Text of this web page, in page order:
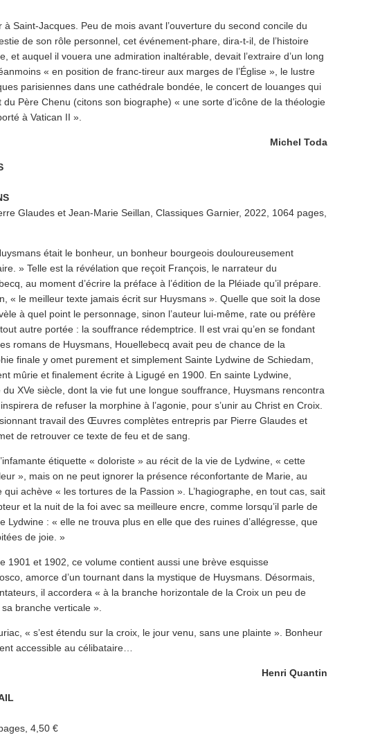
Saint-Jacques. Peu de mois avant l’ouverture du second concile du
de son rôle personnel, cet événement-phare, dira-t-il, de l’histoire
et auquel il vouera une admiration inaltérable, devait l’extraire d’un long
« en position de franc-tireur aux marges de l’Église », le lustre
parisiennes dans une cathédrale bondée, le concert de louanges qui
Père Chenu (citons son biographe) « une sorte d’icône de la théologie
à Vatican II ».
Michel Toda
Glaudes et Jean-Marie Seillan, Classiques Garnier, 2022, 1064 pages,
était le bonheur, un bonheur bourgeois douloureusement
» Telle est la révélation que reçoit François, le narrateur du
au moment d’écrire la préface à l’édition de la Pléiade qu’il prépare.
« le meilleur texte jamais écrit sur Huysmans ». Quelle que soit la dose
à quel point le personnage, sinon l’auteur lui-même, rate ou préfère
autre portée : la souffrance rédemptrice. Il est vrai qu’en se fondant
romans de Huysmans, Houellebecq avait peu de chance de la
finale y omet purement et simplement Sainte Lydwine de Schiedam,
mûrie et finalement écrite à Ligugé en 1900. En sainte Lydwine,
XVe siècle, dont la vie fut une longue souffrance, Huysmans rencontra
de refuser la morphine à l’agonie, pour s’unir au Christ en Croix.
travail des Œuvres complètes entrepris par Pierre Glaudes et
de retrouver ce texte de feu et de sang.
étiquette « doloriste » au récit de la vie de Lydwine, « cette
», mais on ne peut ignorer la présence réconfortante de Marie, au
achève « les tortures de la Passion ». L’hagiographe, en tout cas, sait
et la nuit de la foi avec sa meilleure encre, comme lorsqu’il parle de
Lydwine : « elle ne trouva plus en elle que des ruines d’allégresse, que
de joie. »
1901 et 1902, ce volume contient aussi une brève esquisse
amorce d’un tournant dans la mystique de Huysmans. Désormais,
il accordera « à la branche horizontale de la Croix un peu de
sa branche verticale ».
« s’est étendu sur la croix, le jour venu, sans une plainte ». Bonheur
accessible au célibataire…
Henri Quantin
4,50 €